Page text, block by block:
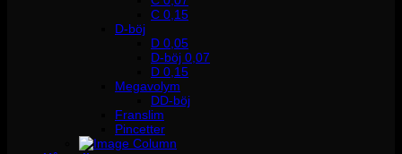
C 0,15
D-böj
D 0,05
D-böj 0,07
D 0,15
Megavolym
DD-böj
Franslim
Pincetter